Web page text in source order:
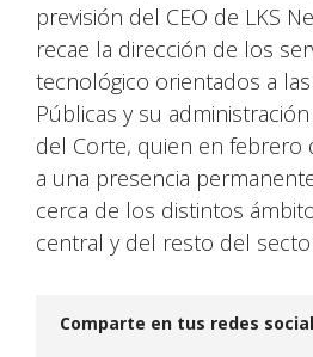
previsión del CEO de LKS
recae la dirección de los
tecnológico orientados a
Públicas y su
del Corte, quien en febrero
a una presencia
cerca de los distintos
central y del resto del
Comparte en tus redes